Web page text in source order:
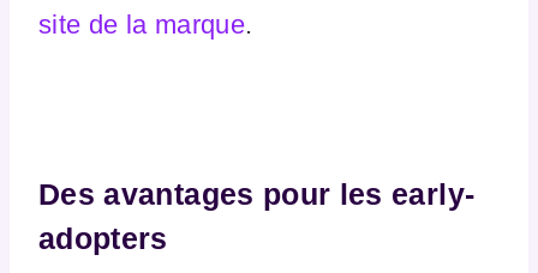
site de la marque.
Des avantages pour les early-
adopters